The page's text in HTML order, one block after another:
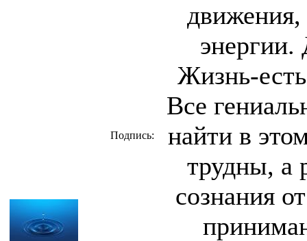
Подпись:
движения,
Жизнь-
Все
найти в
трудны, а
сознания